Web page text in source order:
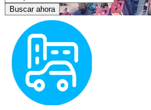
Buscar ahora